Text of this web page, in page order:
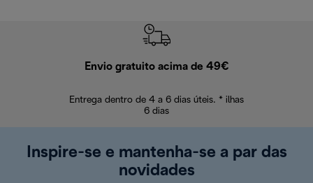
Envio gratuito acima de 49€
Entrega dentro de 4 a 6 dias úteis. * ilhas
6 dias
Inspire-se e mantenha-se a par das
novidades